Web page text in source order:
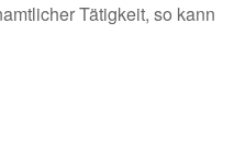
Tätigkeit, so kann